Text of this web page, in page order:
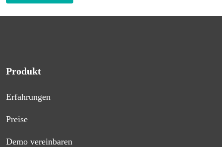
Produkt
Erfahrungen
Preise
Demo vereinbaren